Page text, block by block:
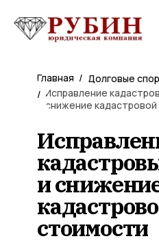
и
стоимости
Главная Долговые
/
Исправление
снижение
/